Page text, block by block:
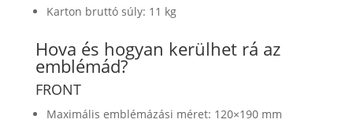
Karton bruttó súly: 11 kg
Hova és hogyan kerülhet rá az
emblémád?
FRONT
Maximális emblémázási méret: 120×190 mm